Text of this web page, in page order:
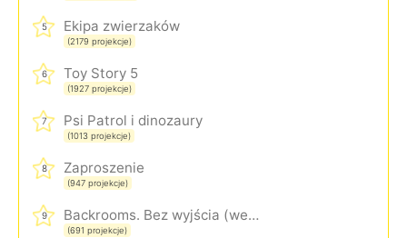
5 Ekipa zwierzaków
(2179 projekcje)
6 Toy Story 5
(1927 projekcje)
7 Psi Patrol i dinozaury
(1013 projekcje)
8 Zaproszenie
(947 projekcje)
9 Backrooms. Bez wyjścia (wersja rozszerzona)
(691 projekcje)